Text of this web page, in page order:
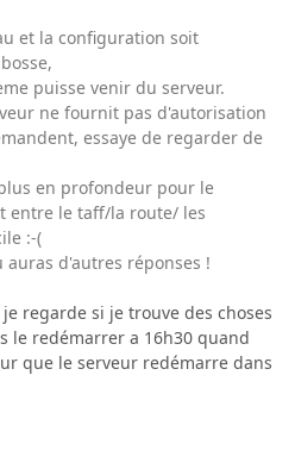
et la configuration soit
puisse venir du serveur.
ne fournit pas d'autorisation
essaye de regarder de
en profondeur pour le
entre le taff/la route/ les
:-(
d'autres réponses !
regarde si je trouve des choses
le redémarrer a 16h30 quand
que le serveur redémarre dans